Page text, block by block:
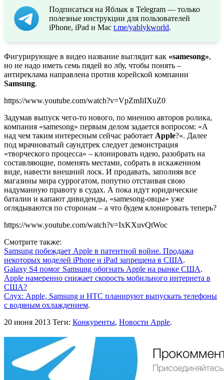
Подписаться на Яблык в Telegram — только
полезные инструкции для пользователей
iPhone, iPad и Mac t.me/yablykworld.
Фигурирующее в видео название выглядит как «samesong»,
но не надо иметь семь пядей во лбу, чтобы понять –
антиреклама направлена против корейской компании
Samsung.
https://www.youtube.com/watch?v=VpZmIiIXuZ0
Задумав выпуск чего-то нового, по мнению авторов ролика,
компания «samesong» первым делом задается вопросом: «А
над чем таким интересным сейчас работает Apple?». Далее
под мрачноватый саундтрек следует демонстрация
«творческого процесса» – клонировать идею, разобрать на
составляющие, поменять местами, собрать в искаженном
виде, навести внешний лоск. И продавать, заполняя все
магазины мира суррогатом, попутно отстаивая свою
надуманную правоту в судах. А пока идут юридические
баталии и капают дивиденды, «samesong-овцы» уже
оглядываются по сторонам – а что будем клонировать теперь?
https://www.youtube.com/watch?v=IxKXuvQtWoc
Смотрите также:
Samsung побеждает Apple в патентной войне. Продажа
некоторых моделей iPhone и iPad запрещена в США.
Galaxy S4 помог Samsung обогнать Apple на рынке США.
Apple намеренно снижает скорость мобильного интернета в
США?
Слух: Apple, Samsung и HTC планируют выпускать телефоны
с водяным охлаждением.
20 июня 2013 Теги: Конкуренты, Новости Apple.